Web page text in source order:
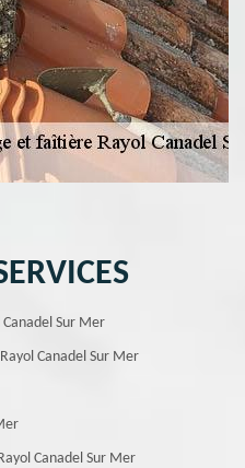
Sur Mer
Canadel Sur Mer
Canadel Sur Mer